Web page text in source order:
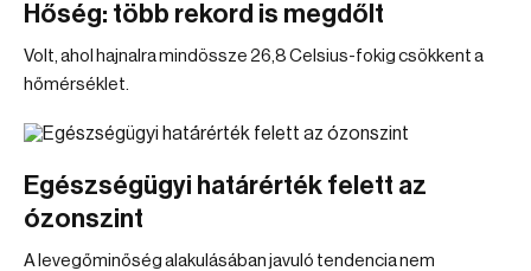
Hőség: több rekord is megdőlt
Volt, ahol hajnalra mindössze 26,8 Celsius-fokig csökkent a
hőmérséklet.
Egészségügyi határérték felett az
ózonszint
A levegőminőség alakulásában javuló tendencia nem